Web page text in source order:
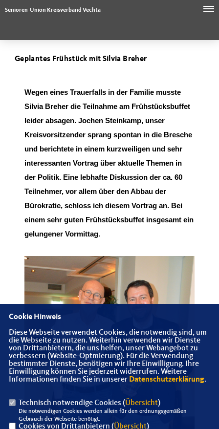
Senioren-Union Kreisverband Vechta
Geplantes Frühstück mit Silvia Breher
Wegen eines Trauerfalls in der Familie musste
Silvia Breher die Teilnahme am Frühstücksbuffet
leider absagen. Jochen Steinkamp, unser
Kreisvorsitzender sprang spontan in die Bresche
und berichtete in einem kurzweiligen und sehr
interessanten Vortrag über aktuelle Themen in
der Politik. Eine lebhafte Diskussion der ca. 60
Teilnehmer, vor allem über den Abbau der
Bürokratie, schloss ich diesem Vortrag an. Bei
einem sehr guten Frühstücksbuffet insgesamt ein
gelungener Vormittag.
Cookie Hinweis
Diese Webseite verwendet Cookies, die notwendig sind, um
die Webseite zu nutzen. Weiterhin verwenden wir Dienste
von Drittanbietern, die uns helfen, unser Webangebot zu
verbessern (Website-Optmierung). Für die Verwendung
bestimmter Dienste, benötigen wir Ihre Einwilligung. Ihre
Einwilligung können Sie jederzeit widerrufen. Weitere
Informationen finden Sie in unserer Datenschutzerklärung.
Technisch notwendige Cookies (Übersicht)
Die notwendigen Cookies werden allein für den ordnungsgemäßen
Gebrauch der Webseite benötigt.
Cookies von Drittanbietern (Übersicht)